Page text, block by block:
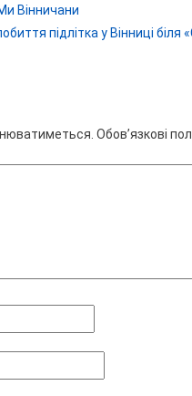
Вінничани
підлітка у Вінниці
Обов’язкові